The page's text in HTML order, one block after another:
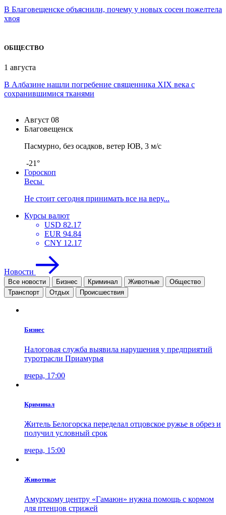
В Благовещенске объяснили, почему у новых сосен пожелтела
хвоя
ОБЩЕСТВО
1 августа
В Албазине нашли погребение священника XIX века с
сохранившимися тканями
Август 08
Благовещенск
Пасмурно, без осадков, ветер ЮВ, 3 м/с
-21°
Гороскоп
Весы
Не стоит сегодня принимать все на веру...
Курсы валют
USD 82.17
EUR 94.84
CNY 12.17
Новости
Все новости Бизнес Криминал Животные
Общество
Транспорт
Отдых Проиcшествия
Бизнес
Налоговая служба выявила нарушения у предприятий
туротрасли Приамурья
вчера, 17:00
Криминал
Житель Белогорска переделал отцовское ружье в обрез и
получил условный срок
вчера, 15:00
Животные
Амурскому центру «Гамаюн» нужна помощь с кормом
для птенцов стрижей